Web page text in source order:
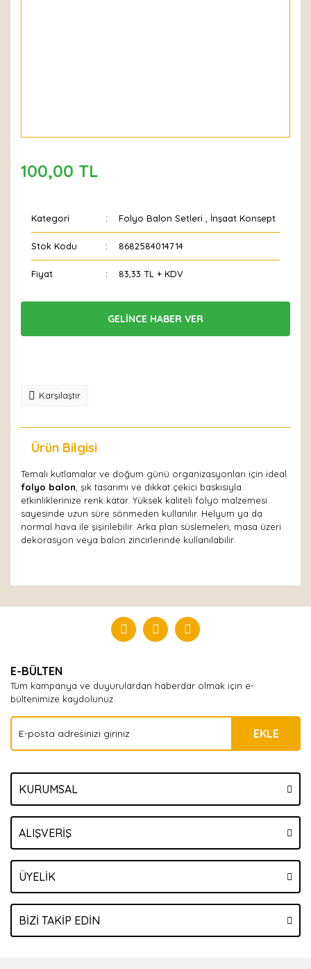
100,00 TL
Kategori Folyo Balon Setleri İnşaat Konsept
Stok Kodu 8682584014714
Fiyat 83,33 TL + KDV
GELİNCE HABER VER
Karşılaştır
Ürün Bilgisi
Temalı kutlamalar ve doğum günü organizasyonları için ideal
folyo balon , şık tasarımı ve dikkat çekici baskısıyla
etkinliklerinize renk katar. Yüksek kaliteli folyo malzemesi
sayesinde uzun süre sönmeden kullanılır. Helyum ya da
normal hava ile şişirilebilir. Arka plan süslemeleri, masa üzeri
dekorasyon veya balon zincirlerinde kullanılabilir.
Yorum Yaz
E-BÜLTEN
Tüm kampanya ve duyurulardan haberdar olmak için e-
bültenimize kaydolunuz.
EKLE
KURUMSAL
ALIŞVERİŞ
ÜYELİK
BİZİ TAKİP EDİN